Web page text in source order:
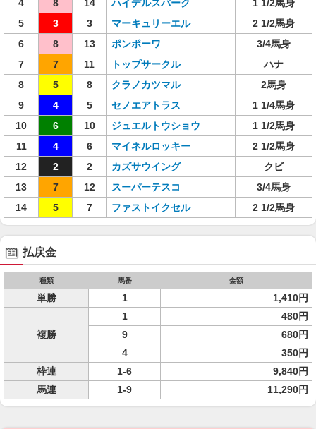
4
8 14 ハイデルスパーク
1 1/2馬身
5
3 3 マーキュリーエル
2 1/2馬身
6
8 13 ポンポーワ
3/4馬身
7
7 11 トップサークル
ハナ
8
5 8 クラノカツマル
2馬身
9
4 5 セノエアトラス
1 1/4馬身
10
6 10 ジュエルトウショウ
1 1/2馬身
11
4 6 マイネルロッキー
2 1/2馬身
12
2 2 カズサウイング
クビ
13
7 12 スーパーテスコ
3/4馬身
14
5 7 ファストイクセル 2 1/2馬身
払戻金
種類 馬番 金額
単勝 1 1,410円
複勝
1
480円
9
680円
4
350円
枠連
1-6
9,840円
馬連
1-9 11,290円